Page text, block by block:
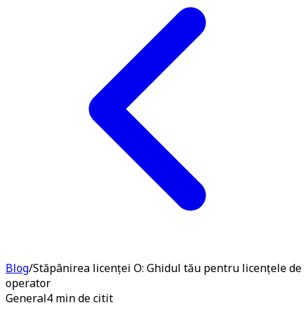
Blog/Stăpânirea licenței O: Ghidul tău pentru licențele de
operator
General4 min de citit